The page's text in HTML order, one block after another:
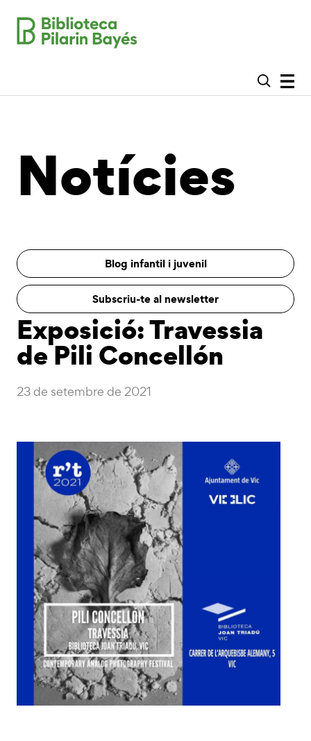
Notícies
Blog infantil i juvenil
Subscriu-te al newsletter
Exposició: Travessia
de Pili Concellón
23 de setembre de 2021